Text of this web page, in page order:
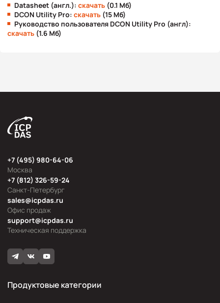
Datasheet (англ.): скачать (0.1 Мб)
DCON Utility Pro: скачать (15 Мб)
Руководство пользователя DCON Utility Pro (англ):
скачать (1.6 Мб)
Москва
+7 (495) 980-64-06
Офис продаж
sales@icpdas.ru
Санкт-Петербург
+7 (812) 326-59-24
Техническая поддержка
support@icpdas.ru
Продуктовые категории